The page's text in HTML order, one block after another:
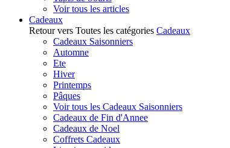
Voir tous les articles
Cadeaux
Retour vers Toutes les catégories Cadeaux
Cadeaux Saisonniers
Automne
Ete
Hiver
Printemps
Pâques
Voir tous les Cadeaux Saisonniers
Cadeaux de Fin d'Annee
Cadeaux de Noel
Coffrets Cadeaux